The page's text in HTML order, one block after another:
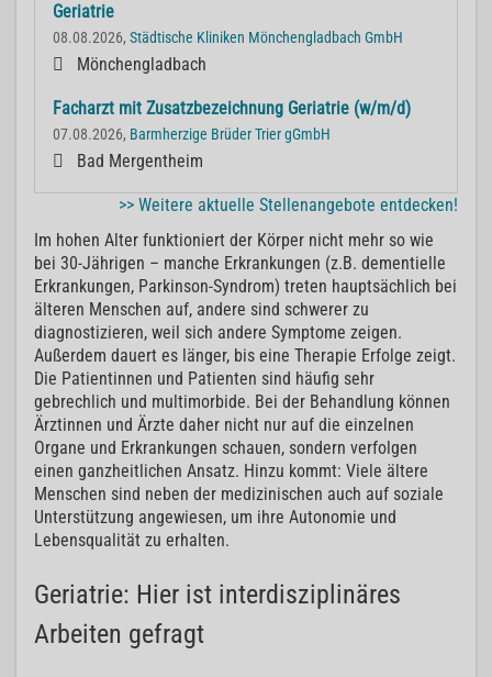
Geriatrie
08.08.2026, Städtische Kliniken Mönchengladbach GmbH
Mönchengladbach
Facharzt mit Zusatzbezeichnung Geriatrie (w/m/d)
07.08.2026, Barmherzige Brüder Trier gGmbH
Bad Mergentheim
>> Weitere aktuelle Stellenangebote entdecken!
Im hohen Alter funktioniert der Körper nicht mehr so wie
bei 30-Jährigen – manche Erkrankungen (z.B. dementielle
Erkrankungen, Parkinson-Syndrom) treten hauptsächlich bei
älteren Menschen auf, andere sind schwerer zu
diagnostizieren, weil sich andere Symptome zeigen.
Außerdem dauert es länger, bis eine Therapie Erfolge zeigt.
Die Patientinnen und Patienten sind häufig sehr
gebrechlich und multimorbide. Bei der Behandlung können
Ärztinnen und Ärzte daher nicht nur auf die einzelnen
Organe und Erkrankungen schauen, sondern verfolgen
einen ganzheitlichen Ansatz. Hinzu kommt: Viele ältere
Menschen sind neben der medizinischen auch auf soziale
Unterstützung angewiesen, um ihre Autonomie und
Lebensqualität zu erhalten.
Geriatrie: Hier ist interdisziplinäres
Arbeiten gefragt